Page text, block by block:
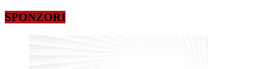
SPONZORI